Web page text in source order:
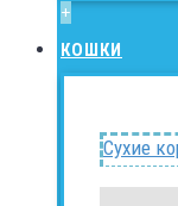
+
КОШКИ
Сухие